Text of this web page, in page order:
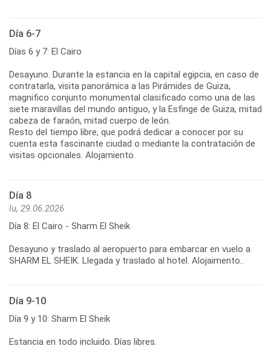
Día 6-7
Días 6 y 7: El Cairo
Desayuno. Durante la estancia en la capital egipcia, en caso de
contratarla, visita panorámica a las Pirámides de Guiza,
magnifico conjunto monumental clasificado como una de las
siete maravillas del mundo antiguo, y la Esfinge de Guiza, mitad
cabeza de faraón, mitad cuerpo de león.
Resto del tiempo libre, que podrá dedicar a conocer por su
cuenta esta fascinante ciudad o mediante la contratación de
visitas opcionales. Alojamiento.
Día 8
lu, 29.06.2026
Día 8: El Cairo - Sharm El Sheik
Desayuno y traslado al aeropuerto para embarcar en vuelo a
SHARM EL SHEIK. Llegada y traslado al hotel. Alojaimento..
Día 9-10
Día 9 y 10: Sharm El Sheik
Estancia en todo incluido. Días libres.